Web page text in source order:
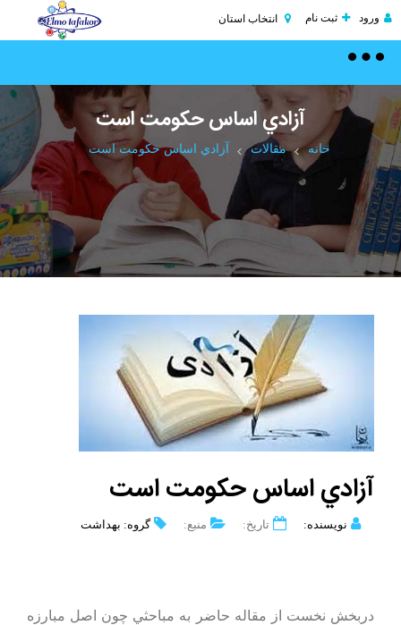
ورود ثبت نام انتخاب استان
Toggle
آزادي اساس حكومت است
خانه مقالات آزادي اساس حكومت است
آزادي اساس حكومت است
نویسنده: تاریخ: منبع: گروه: بهداشت
دربخش نخست از مقاله حاضر به مباحثي چون اصل مبارزه